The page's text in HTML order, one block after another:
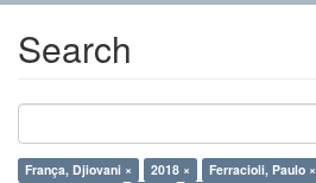
Search
França, Djiovani × 2018 × Ferracioli, Paulo ×